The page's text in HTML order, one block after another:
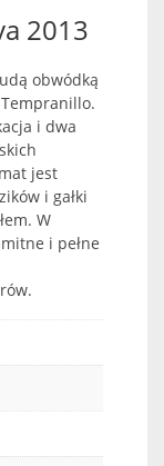
2013
obwódką
i dwa
jest
i gałki
W
i pełne